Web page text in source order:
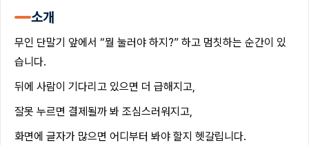
소개
무인 단말기 앞에서 “뭘 눌러야 하지?” 하고 멈칫하는 순간이 있
습니다.
뒤에 사람이 기다리고 있으면 더 급해지고,
잘못 누르면 결제될까 봐 조심스러워지고,
화면에 글자가 많으면 어디부터 봐야 할지 헷갈립니다.